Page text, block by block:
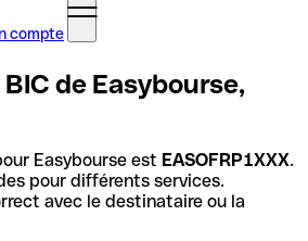
compte
de Easybourse,
Easybourse est EASOFRP1XXX.
pour différents services.
avec le destinataire ou la